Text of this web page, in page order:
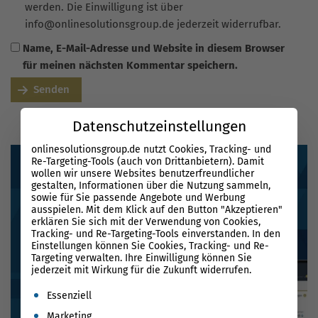
werden. Die Einwilligung ist über
info@onlinesolutionsgroup.de jederzeit widerrufbar.
Name, E-Mail-Adresse und Website in diesem Browser
für meinen nächsten Kommentar speichern.
Senden
Datenschutzeinstellungen
onlinesolutionsgroup.de nutzt Cookies, Tracking- und
Re-Targeting-Tools (auch von Drittanbietern). Damit
wollen wir unsere Websites benutzerfreundlicher
gestalten, Informationen über die Nutzung sammeln,
sowie für Sie passende Angebote und Werbung
ausspielen. Mit dem Klick auf den Button "Akzeptieren"
erklären Sie sich mit der Verwendung von Cookies,
Tracking- und Re-Targeting-Tools einverstanden. In den
Einstellungen können Sie Cookies, Tracking- und Re-
Targeting verwalten. Ihre Einwilligung können Sie
jederzeit mit Wirkung für die Zukunft widerrufen.
Es folgt eine Liste der Service-Gruppen, für die eine
Essenziell